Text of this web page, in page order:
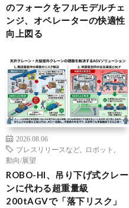
のフォークをフルモデルチェ
ンジ、オペレーターの快適性
向上図る
2026.08.06
プレスリリースなど
ロボット
動向/展望
ROBO-HI、吊り下げ式クレー
ンに代わる超重量級
200tAGVで「落下リスク」